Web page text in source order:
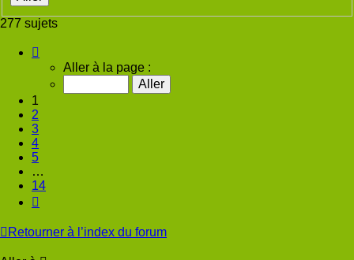
277 sujets
14
Aller à la page :
1
2
3
4
5
…
14
Retourner à l’index du forum